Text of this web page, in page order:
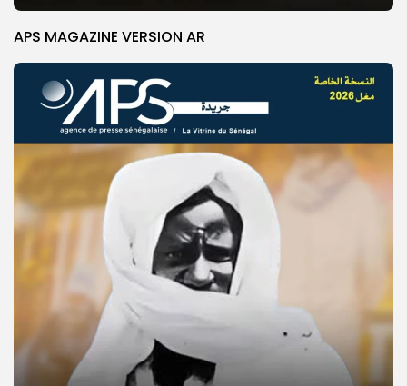
© Copyright 2025, APS
APS MAGAZINE VERSION AR